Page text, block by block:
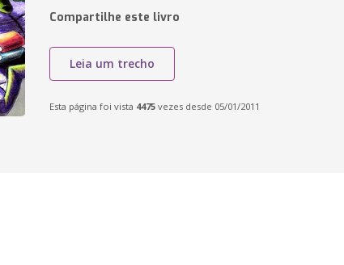
Compartilhe este livro
Leia um trecho
Esta página foi vista 4475 vezes desde 05/01/2011